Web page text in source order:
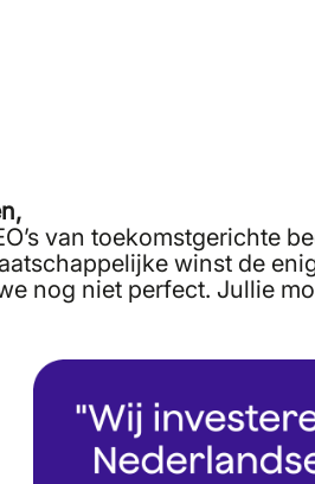
van toekomstgerichte
winst de
nog niet perfect. Jullie